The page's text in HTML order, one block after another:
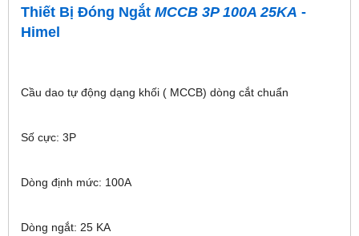
Thiết Bị Đóng Ngắt MCCB 3P 100A 25KA -
Himel
Cầu dao tự động dạng khối ( MCCB) dòng cắt chuẩn
Số cực: 3P
Dòng định mức: 100A
Dòng ngắt: 25 KA